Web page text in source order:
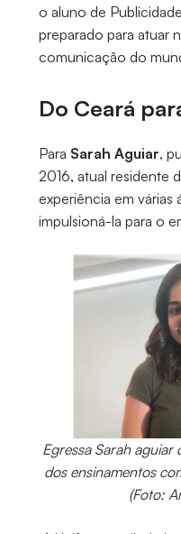
o aluno de
preparado para atuar
comunicação do
Do Ceará
Para Sarah Aguiar,
2016, atual residente
experiência em várias
impulsioná-la para o
Egressa Sarah
dos ensinamentos
(Foto: